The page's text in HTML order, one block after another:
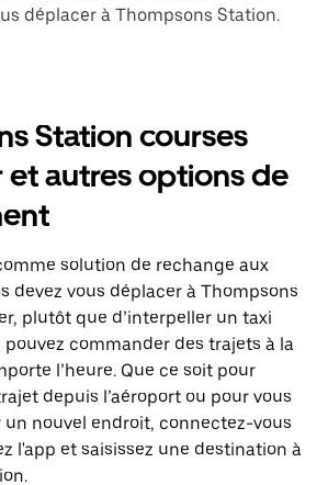
déplacer à Thompsons Station.
Station courses
et autres options de
solution de rechange aux
devez vous déplacer à Thompsons
plutôt que d’interpeller un taxi
pouvez commander des trajets à la
l’heure. Que ce soit pour
depuis l’aéroport ou pour vous
un nouvel endroit, connectez-vous
l'app et saisissez une destination à